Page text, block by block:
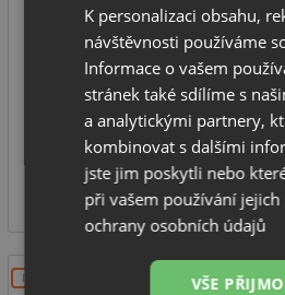
provedení:
tvarovatelné
celková výška:
typ:
IHNED K
3 490
DOPRAVA ZDARMA
K personalizaci obsahu,
návštěvnosti používáme
Informace o vašem
stránek také sdílíme s
a analytickými partnery,
kombinovat s dalšími
jste jim poskytli nebo
při vašem používání
ochrany osobních údajů
VŠE